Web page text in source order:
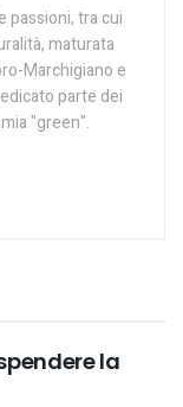
passioni, tra cui
maturata
Marchigiano e
parte dei
"green".
la